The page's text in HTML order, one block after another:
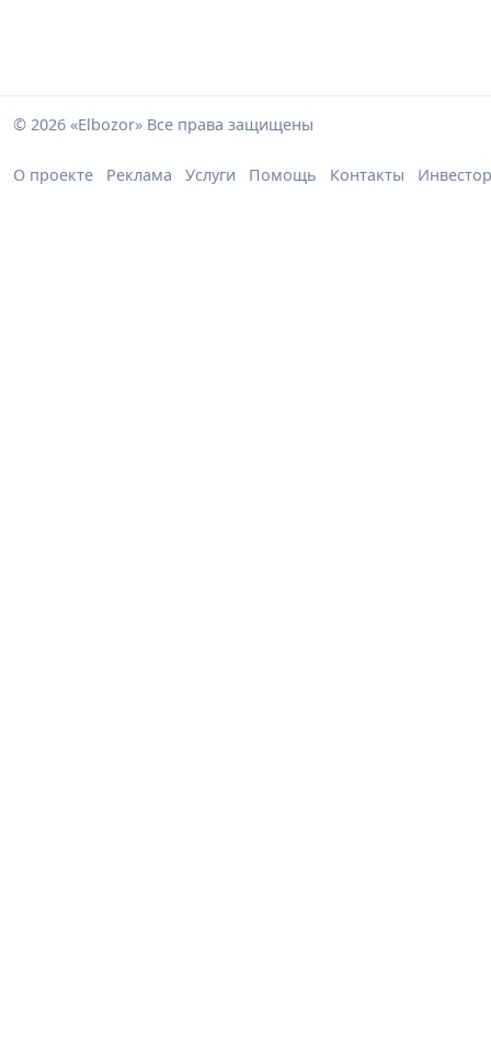
© 2026 «Elbozor» Все права защищены
О проекте Реклама Услуги Помощь Контакты